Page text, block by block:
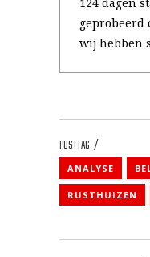
geprobeerd
wij hebben
POSTTAG
ANALYSE
RUSTHUIZEN